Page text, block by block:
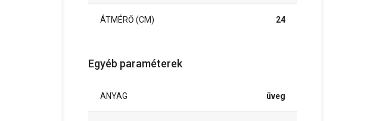
ÁTMÉRŐ (CM) 24
Egyéb paraméterek
ANYAG üveg